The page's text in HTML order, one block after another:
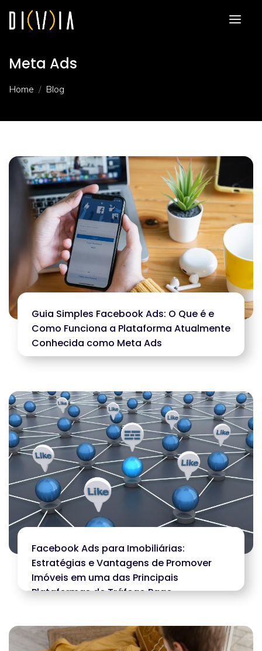
Meta Ads
Home Blog
Guia Simples Facebook Ads: O Que é e
Como Funciona a Plataforma Atualmente
Conhecida como Meta Ads
Facebook Ads para Imobiliárias:
Estratégias e Vantagens de Promover
Imóveis em uma das Principais
Plataformas de Tráfego Pago